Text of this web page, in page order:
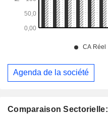
Comparaison Sectorielle:
Agenda de la société